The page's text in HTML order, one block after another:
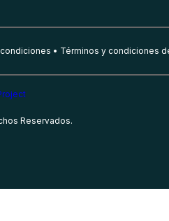
Términos y condiciones
Reservados.